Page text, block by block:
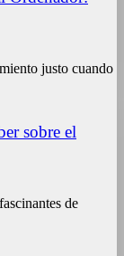
justo cuando
sobre el
de